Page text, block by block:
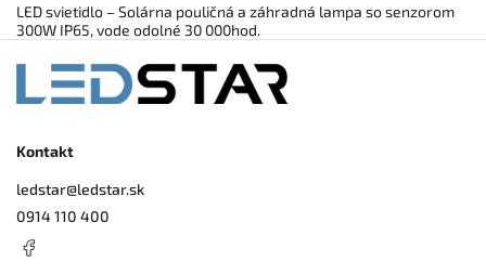
LED svietidlo – Solárna pouličná a záhradná lampa so senzorom
300W IP65, vode odolné 30 000hod.
Kontakt
ledstar@ledstar.sk
0914 110 400